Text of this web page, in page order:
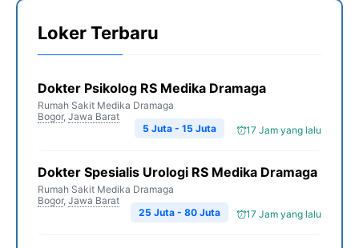
Loker Terbaru
Dokter Psikolog RS Medika Dramaga
Rumah Sakit Medika Dramaga
Bogor, Jawa Barat
17 Jam yang lalu
5 Juta - 15 Juta
Dokter Spesialis Urologi RS Medika Dramaga
Rumah Sakit Medika Dramaga
Bogor, Jawa Barat
17 Jam yang lalu
25 Juta - 80 Juta